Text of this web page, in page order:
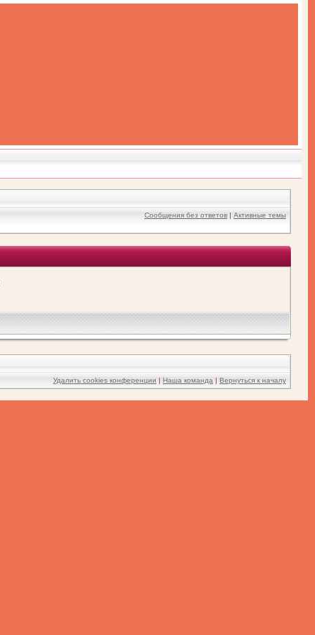
Сообщения без ответов | Активные темы
Удалить cookies конференции | Наша команда | Вернуться к началу